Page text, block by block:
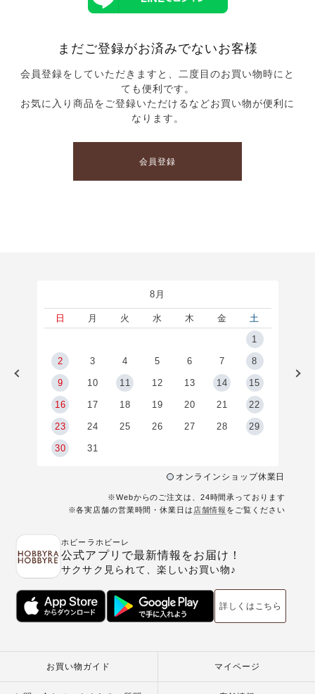
まだご登録がお済みでないお客様
会員登録をしていただきますと、二度目のお買い物時にと
ても便利です。
お気に入り商品をご登録いただけるなどお買い物が便利に
なります。
会員登録
8月
日 月 火 水 木 金
土
1
2 3 4 5 6 7 8
9 10 11 12 13 14 15
16 17 18 19 20 21 22
23 24 25 26 27 28 29
30 31
オンラインショップ休業日
※Webからのご注文は、24時間承っております
※各実店舗の営業時間・休業日は 店舗情報 をご覧ください
ホビーラホビーレ
公式アプリで最新情報をお届け！
サクサク見られて、楽しいお買い物♪
詳しくはこちら
お買い物ガイド マイページ